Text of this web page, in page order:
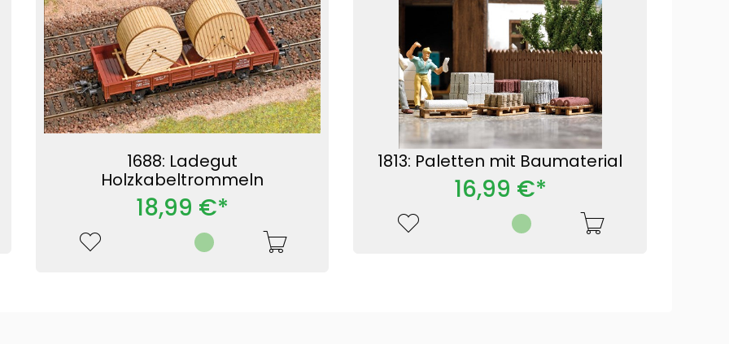
1688: Ladegut
Holzkabeltrommeln
18,99 €*
1813: Paletten mit Baumaterial
16,99 €*